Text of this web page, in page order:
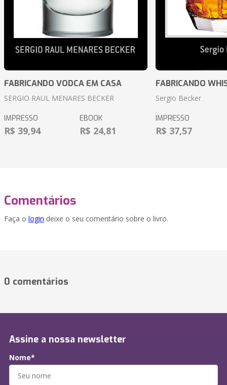
FABRICANDO VODCA EM CASA
SERGIO RAUL MENARES BECKER
IMPRESSO
R$ 39,94
EBOOK
R$ 24,81
FABRICANDO
Sergio Becker
IMPRESSO
R$ 37,57
Comentários
Faça o login deixe o seu comentário sobre o livro.
0 comentários
Assine a nossa newsletter
Nome*